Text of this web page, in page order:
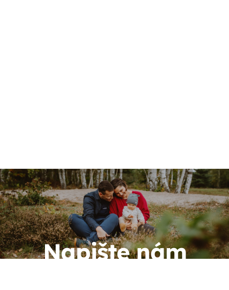
Napište nám